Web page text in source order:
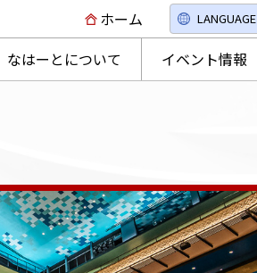
ホーム LANGUAGE
なはーとについて イベント情報